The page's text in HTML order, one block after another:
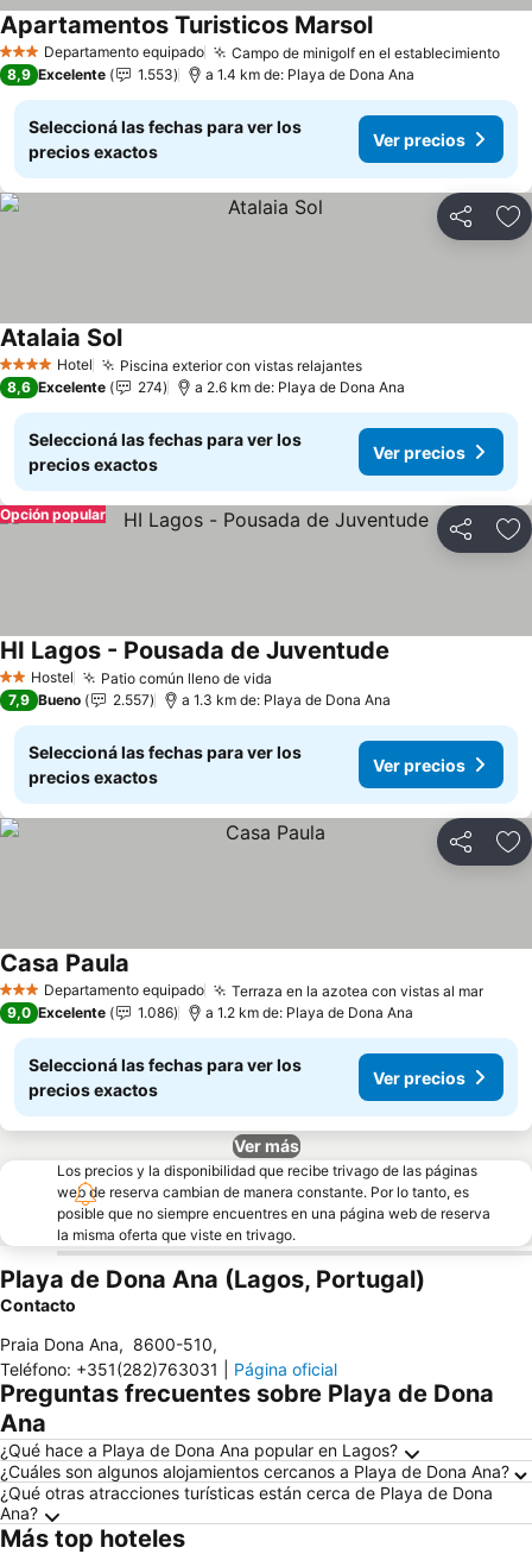
3 EstrellasDepartamento equipado Campo de minigolf en el establecimiento
Apartamentos Turisticos Marsol
8,9 Excelente 1.553 a 1.4 km de: Playa de Dona Ana
Seleccioná las fechas para ver los
precios exactos
Ver precios
Compartir
4 EstrellasHotel Piscina exterior con vistas relajantes
Atalaia Sol
8,6 Excelente 274 a 2.6 km de: Playa de Dona Ana
Seleccioná las fechas para ver los
precios exactos
Ver precios
Compartir
Opción popular
2 Estrellas
Hostel Patio común lleno de vida
HI Lagos - Pousada de Juventude
7,9 Bueno 2.557 a 1.3 km de: Playa de Dona Ana
Seleccioná las fechas para ver los
precios exactos
Ver precios
Compartir
3 EstrellasDepartamento equipado Terraza en la azotea con vistas al mar
Casa Paula
9,0 Excelente 1.086 a 1.2 km de: Playa de Dona Ana
Seleccioná las fechas para ver los
precios exactos
Ver precios
Ver más
Los precios y la disponibilidad que recibe trivago de las páginas
web de reserva cambian de manera constante. Por lo tanto, es
posible que no siempre encuentres en una página web de reserva
la misma oferta que viste en trivago.
Playa de Dona Ana (Lagos, Portugal)
Contacto
Praia Dona Ana, 8600-510,
Teléfono: +351(282)763031 Página oficial
Preguntas frecuentes sobre Playa de Dona
Ana
¿Qué hace a Playa de Dona Ana popular en Lagos?
¿Cuáles son algunos alojamientos cercanos a Playa de Dona Ana?
¿Qué otras atracciones turísticas están cerca de Playa de Dona
Ana?
Más top hoteles